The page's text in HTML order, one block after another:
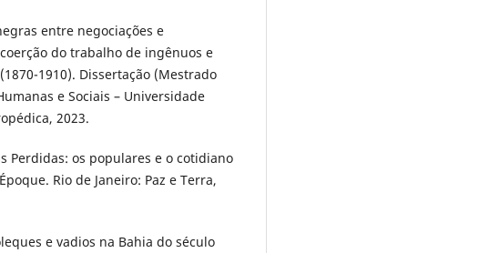
entre negociações e
do trabalho de ingênuos e
1910). Dissertação (Mestrado
e Sociais – Universidade
2023.
Perdidas: os populares e o cotidiano
Rio de Janeiro: Paz e Terra,
e vadios na Bahia do século